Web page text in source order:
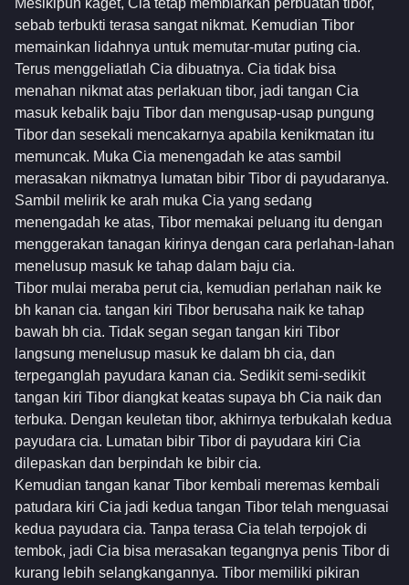
sebab terbukti terasa sangat nikmat. Kemudian Tibor
memainkan lidahnya untuk memutar-mutar puting cia.
Terus menggeliatlah Cia dibuatnya. Cia tidak bisa
menahan nikmat atas perlakuan tibor, jadi tangan Cia
masuk kebalik baju Tibor dan mengusap-usap pungung
Tibor dan sesekali mencakarnya apabila kenikmatan itu
memuncak. Muka Cia menengadah ke atas sambil
merasakan nikmatnya lumatan bibir Tibor di payudaranya.
Sambil melirik ke arah muka Cia yang sedang
menengadah ke atas, Tibor memakai peluang itu dengan
menggerakan tanagan kirinya dengan cara perlahan-lahan
menelusup masuk ke tahap dalam baju cia.
Tibor mulai meraba perut cia, kemudian perlahan naik ke
bh kanan cia. tangan kiri Tibor berusaha naik ke tahap
bawah bh cia. Tidak segan segan tangan kiri Tibor
langsung menelusup masuk ke dalam bh cia, dan
terpeganglah payudara kanan cia. Sedikit semi-sedikit
tangan kiri Tibor diangkat keatas supaya bh Cia naik dan
terbuka. Dengan keuletan tibor, akhirnya terbukalah kedua
payudara cia. Lumatan bibir Tibor di payudara kiri Cia
dilepaskan dan berpindah ke bibir cia.
Kemudian tangan kanar Tibor kembali meremas kembali
patudara kiri Cia jadi kedua tangan Tibor telah menguasai
kedua payudara cia. Tanpa terasa Cia telah terpojok di
tembok, jadi Cia bisa merasakan tegangnya penis Tibor di
kurang lebih selangkangannya. Tibor memiliki pikiran